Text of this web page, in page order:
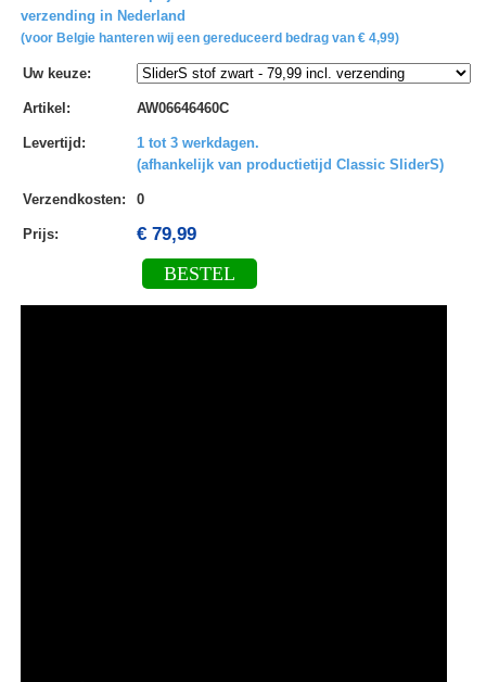
verzending in Nederland
(voor Belgie hanteren wij een gereduceerd bedrag van € 4,99)
Uw keuze:
Artikel : AW06646460C
Levertijd :
1 tot 3 werkdagen.
(afhankelijk van productietijd Classic SliderS)
Verzendkosten: 0
Prijs: € 79,99
BESTEL